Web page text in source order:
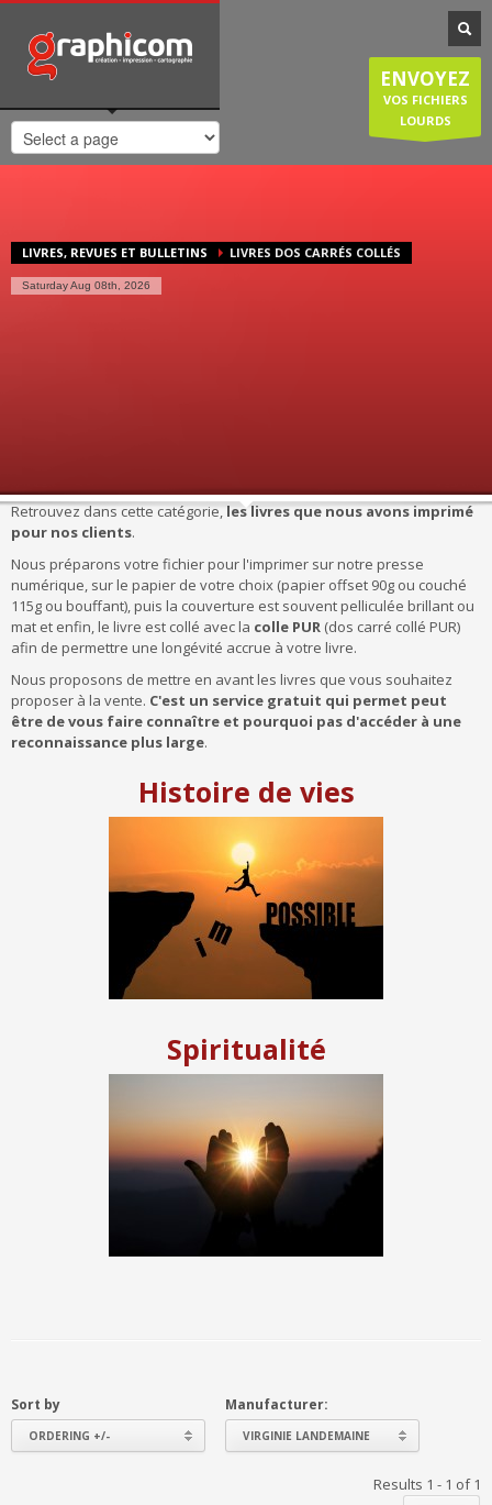
NOTRE SPÉCIALISATION
Notre entreprise familiale est spécialisée dans la cartographie, les
plans de ville, mais est également compétente en infographie, en
création graphique, en impression grâce à nos presses numériques
de haute qualité. Nous réalisons également des sites internet et
couvrons donc une large demande des entreprises et particuliers.
Vendredi: 8:30-12:30/14:00-18:00
Samedi/Dimanche: Fermé.
ENVOYEZ
VOS FICHIERS
LOURDS
LIVRES, REVUES ET BULLETINS LIVRES DOS CARRÉS COLLÉS
Saturday Aug 08th, 2026
Retrouvez dans cette catégorie, les livres que nous avons imprimé
pour nos clients.
Nous préparons votre fichier pour l'imprimer sur notre presse
numérique, sur le papier de votre choix (papier offset 90g ou couché
115g ou bouffant), puis la couverture est souvent pelliculée brillant ou
mat et enfin, le livre est collé avec la colle PUR (dos carré collé PUR)
afin de permettre une longévité accrue à votre livre.
Nous proposons de mettre en avant les livres que vous souhaitez
proposer à la vente. C'est un service gratuit qui permet peut
être de vous faire connaître et pourquoi pas d'accéder à une
reconnaissance plus large.
Histoire de vies
Spiritualité
Sort by
ORDERING +/-
Manufacturer:
VIRGINIE LANDEMAINE
Results 1 - 1 of 1